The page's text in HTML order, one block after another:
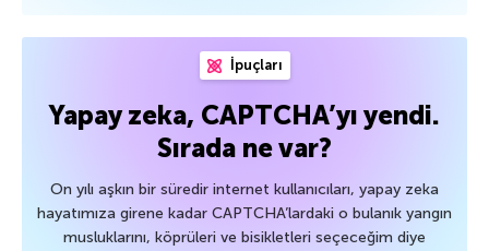
İpuçları
Yapay zeka, CAPTCHA’yı yendi.
Sırada ne var?
On yılı aşkın bir süredir internet kullanıcıları, yapay zeka
hayatımıza girene kadar CAPTCHA’lardaki o bulanık yangın
musluklarını, köprüleri ve bisikletleri seçeceğim diye